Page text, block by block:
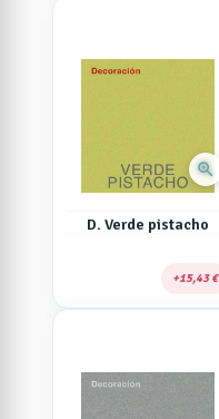
zoom_in
D. Verde pistacho
15,43 €